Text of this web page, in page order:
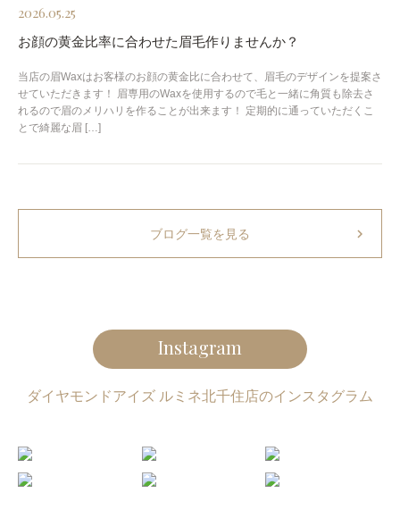
2026.05.25
お顔の黄金比率に合わせた眉毛作りませんか？
当店の眉Waxはお客様のお顔の黄金比に合わせて、眉毛のデザインを提案さ
せていただきます！ 眉専用のWaxを使用するので毛と一緒に角質も除去さ
れるので眉のメリハリを作ることが出来ます！ 定期的に通っていただくこ
とで綺麗な眉 […]
ブログ一覧を見る chevron_right
Instagram
ダイヤモンドアイズ ルミネ北千住店のインスタグラム